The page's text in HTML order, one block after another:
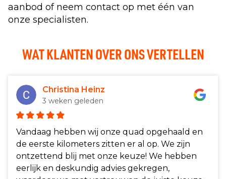
aanbod of neem contact op met één van
onze specialisten.
WAT KLANTEN OVER ONS VERTELLEN
Christina Heinz
3 weken geleden
Vandaag hebben wij onze quad opgehaald en
de eerste kilometers zitten er al op. We zijn
ontzettend blij met onze keuze! We hebben
eerlijk en deskundig advies gekregen,